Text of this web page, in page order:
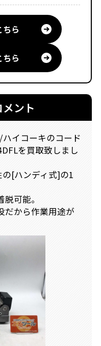
ちら
ら
ント
イコーキのコード
を買取致しまし
[ハンディ式]の1
可能。
だから作業用途が